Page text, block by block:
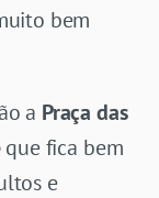
bem
a Praça das
que fica bem
e